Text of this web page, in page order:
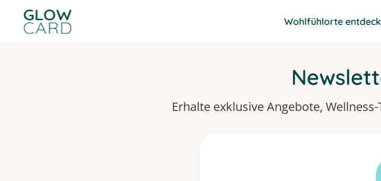
Wohlfühlorte
Erhalte exklusive Angebote,